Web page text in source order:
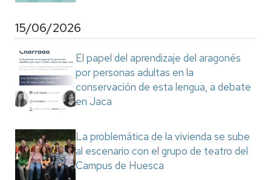
15/06/2026
El papel del aprendizaje del aragonés
por personas adultas en la
conservación de esta lengua, a debate
en Jaca
La problemática de la vivienda se sube
al escenario con el grupo de teatro del
Campus de Huesca